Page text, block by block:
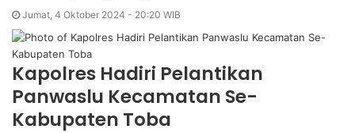
Jumat, 4 Oktober 2024 - 20:20 WIB
Kapolres Hadiri Pelantikan
Panwaslu Kecamatan Se-
Kabupaten Toba